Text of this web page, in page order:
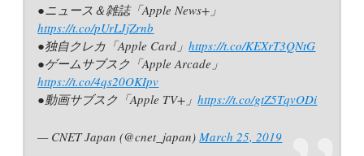
●ニュース＆雑誌「Apple News+」
https://t.co/pUrLJjZrnb
●独自クレカ「Apple Card」https://t.co/KEXrT3QNtG
●ゲームサブスク「Apple Arcade」
https://t.co/4qs20OKIpv
●動画サブスク「Apple TV+」https://t.co/gtZ5TqvODi
— CNET Japan (@cnet_japan)March 25, 2019